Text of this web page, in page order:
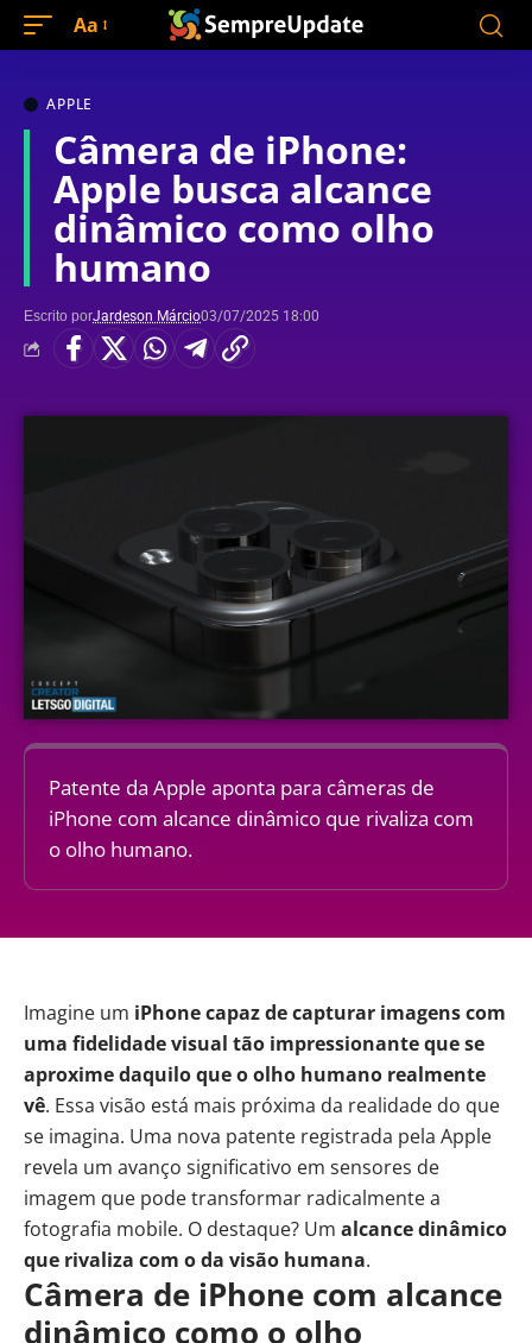
Aa
APPLE
Câmera de iPhone:
Apple busca alcance
dinâmico como olho
humano
Escrito porJardeson Márcio03/07/2025 18:00
Patente da Apple aponta para câmeras de
iPhone com alcance dinâmico que rivaliza com
o olho humano.
Imagine um iPhonecapaz de capturar imagens com
uma fidelidade visual tão impressionante que se
aproxime daquilo que o olho humano realmente
vê. Essa visão está mais próxima da realidade do que
se imagina. Uma nova patente registrada pela Apple
revela um avanço significativo em sensores de
imagem que pode transformar radicalmente a
fotografia mobile. O destaque? Um alcance dinâmico
que rivaliza com o da visão humana.
Câmera de iPhone com alcance
dinâmico como o olho